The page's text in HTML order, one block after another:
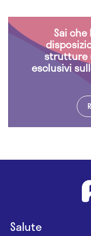
Sai
strutture
esclusivi
Salute